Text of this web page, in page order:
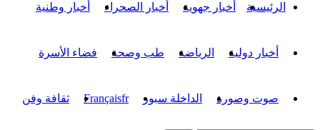
الرئيسية أخبار جهوية أخبار الصحراء أخبار وطنية
أخبار دولية الرياضة طب وصحة فضاء الأسرة
صوت وصورة الداخلة سبور Françaisfr ثقافة وفن